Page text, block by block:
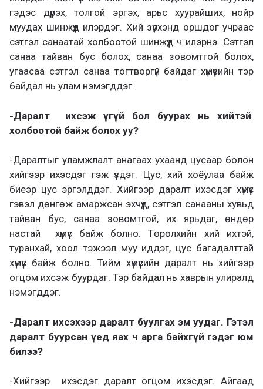
гэдэс дүүрэх, толгой эргэх, арьс хуурайших, нойр
муудах шинжүүд илэрдэг. Хий зүрхэнд оршдог учраас
сэтгэл санаатай холбоотой шинжүүд ч илэрнэ. Сэтгэл
санаа тайван бус болох, санаа зовомтгой болох,
угаасаа сэтгэл санаа тогтворгүй байдаг хүмүүсийн тэр
байдал нь улам нэмэгддэг.
-Даралт ихсэж үгүй бол буурах нь хийтэй
холбоотой байж болох уу?
-Даралтыг уламжлалт анагаах ухаанд цусаар болон
хийгээр ихэсдэг гэж үздэг. Цус, хий хоёулаа байж
биеэр цус эргэлддэг. Хийгээр даралт ихэсдэг хүмүүс
гэвэл дөнгөж амаржсан эхчүүд, сэтгэл санааны хувьд
тайван бус, санаа зовомтгой, их ярьдаг, өндөр
настай хүмүүс байж болно. Төрөлхийн хий ихтэй,
туранхай, хоол тэжээл муу иддэг, цус багадалттай
хүмүүс байж болно. Тийм хүмүүсийн даралт нь хийгээр
огцом ихсэж буурдаг. Тэр байдал нь хаврын улиралд
нэмэгддэг.
-Даралт ихсэхээр даралт буулгах эм уудаг. Гэтэл
даралт буурсан үед яах ч арга байхгүй гэдэг юм
билээ?
-Хийгээр ихэсдэг даралт огцом ихэсдэг. Айгаад